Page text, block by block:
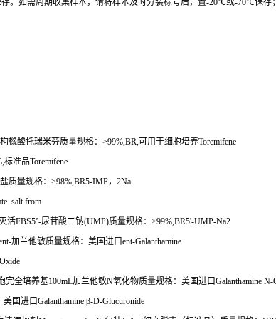
枸橼酸托瑞米芬质量规格： >99%,BR, 可用于细胞培养Toremifene
标准品Toremifene
质量规格： >98%,BR5-IMP， 2Na
salt from
活FBS5’-尿苷酸二钠(UMP)质量规格： >99%,BR5'-UMP-Na2
加兰他敏质量规格：美国进口ent-Galanthamine
完全培养基100mL加兰他敏N氧化物质量规格：美国进口Galanthamine N-
美国进口Galanthamine β-D-Glucuronide